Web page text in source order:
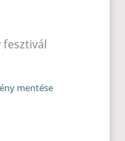
fesztivál
mentése